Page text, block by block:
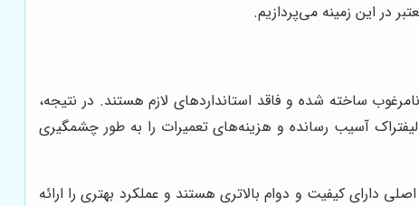
در این زمینه می‌پردازیم.
ساخته شده و فاقد استانداردهای لازم هستند. در نتیجه،
آسیب رسانده و هزینه‌های تعمیرات را به طور چشمگیری
دارای کیفیت و دوام بالاتری هستند و عملکرد بهتری را ارائه